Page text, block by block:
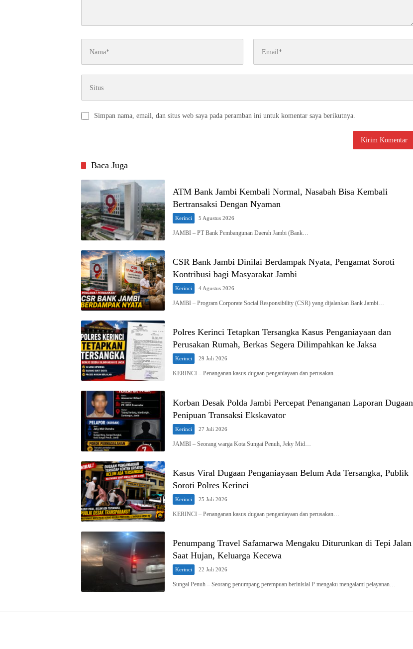
Simpan nama, email, dan situs web saya pada peramban ini untuk komentar saya berikutnya.
Baca Juga
ATM Bank Jambi Kembali Normal, Nasabah Bisa Kembali
Bertransaksi Dengan Nyaman
Kerinci 5 Agustus 2026
JAMBI – PT Bank Pembangunan Daerah Jambi (Bank…
CSR Bank Jambi Dinilai Berdampak Nyata, Pengamat Soroti
Kontribusi bagi Masyarakat Jambi
Kerinci 4 Agustus 2026
JAMBI – Program Corporate Social Responsibility (CSR) yang dijalankan Bank Jambi…
Polres Kerinci Tetapkan Tersangka Kasus Penganiayaan dan
Perusakan Rumah, Berkas Segera Dilimpahkan ke Jaksa
Kerinci 29 Juli 2026
KERINCI – Penanganan kasus dugaan penganiayaan dan perusakan…
Korban Desak Polda Jambi Percepat Penanganan Laporan Dugaan
Penipuan Transaksi Ekskavator
Kerinci 27 Juli 2026
JAMBI – Seorang warga Kota Sungai Penuh, Jeky Mid…
Kasus Viral Dugaan Penganiayaan Belum Ada Tersangka, Publik
Soroti Polres Kerinci
Kerinci 25 Juli 2026
KERINCI – Penanganan kasus dugaan penganiayaan dan perusakan…
Penumpang Travel Safamarwa Mengaku Diturunkan di Tepi Jalan
Saat Hujan, Keluarga Kecewa
Kerinci 22 Juli 2026
Sungai Penuh – Seorang penumpang perempuan berinisial P mengaku mengalami pelayanan…